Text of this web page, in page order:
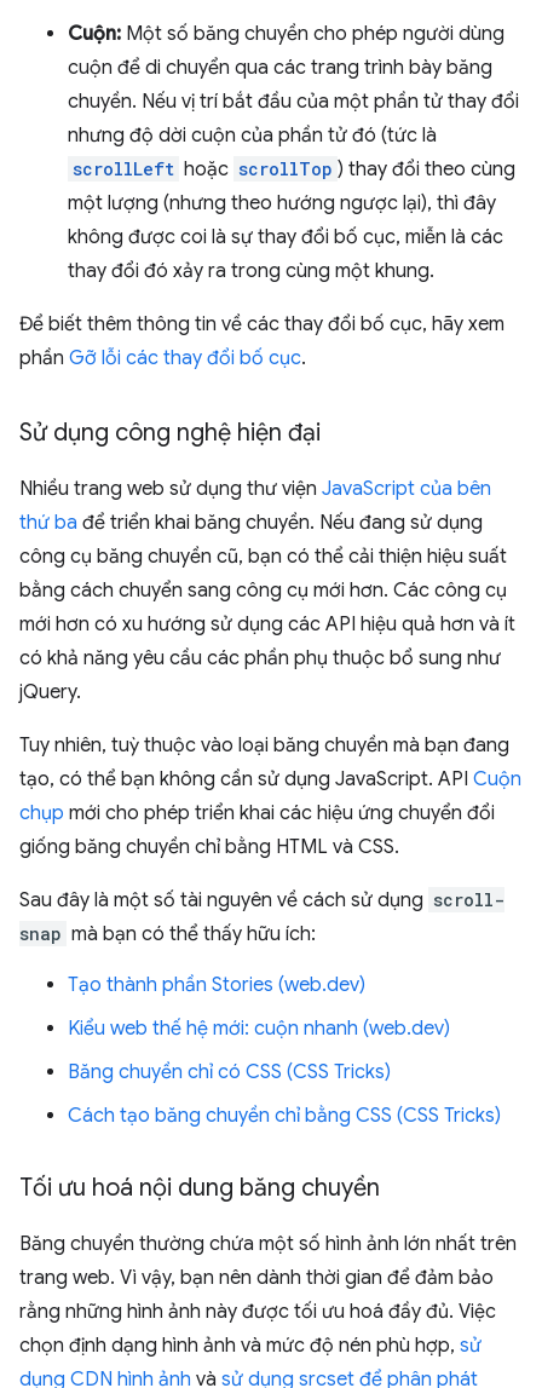
Cuộn: Một số băng chuyền cho phép người dùng
cuộn để di chuyển qua các trang trình bày băng
chuyền. Nếu vị trí bắt đầu của một phần tử thay đổi
nhưng độ dời cuộn của phần tử đó (tức là
scrollLeft hoặc scrollTop ) thay đổi theo cùng
một lượng (nhưng theo hướng ngược lại), thì đây
không được coi là sự thay đổi bố cục, miễn là các
thay đổi đó xảy ra trong cùng một khung.
Để biết thêm thông tin về các thay đổi bố cục, hãy xem
phần Gỡ lỗi các thay đổi bố cục.
Sử dụng công nghệ hiện đại
Nhiều trang web sử dụng thư viện JavaScript của bên
thứ ba để triển khai băng chuyền. Nếu đang sử dụng
công cụ băng chuyền cũ, bạn có thể cải thiện hiệu suất
bằng cách chuyển sang công cụ mới hơn. Các công cụ
mới hơn có xu hướng sử dụng các API hiệu quả hơn và ít
có khả năng yêu cầu các phần phụ thuộc bổ sung như
jQuery.
Tuy nhiên, tuỳ thuộc vào loại băng chuyền mà bạn đang
tạo, có thể bạn không cần sử dụng JavaScript. API Cuộn
chụp mới cho phép triển khai các hiệu ứng chuyển đổi
giống băng chuyền chỉ bằng HTML và CSS.
Sau đây là một số tài nguyên về cách sử dụng scroll-
snap mà bạn có thể thấy hữu ích:
Tạo thành phần Stories (web.dev)
Kiểu web thế hệ mới: cuộn nhanh (web.dev)
Băng chuyền chỉ có CSS (CSS Tricks)
Cách tạo băng chuyền chỉ bằng CSS (CSS Tricks)
Tối ưu hoá nội dung băng chuyền
Băng chuyền thường chứa một số hình ảnh lớn nhất trên
trang web. Vì vậy, bạn nên dành thời gian để đảm bảo
rằng những hình ảnh này được tối ưu hoá đầy đủ. Việc
chọn định dạng hình ảnh và mức độ nén phù hợp, sử
dụng CDN hình ảnh và sử dụng srcset để phân phát